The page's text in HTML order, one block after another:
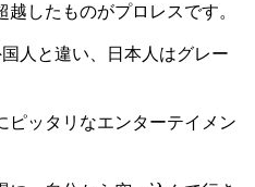
越したものがプロレスです。
人と違い、日本人はグレー
ピッタリなエンターテイメン